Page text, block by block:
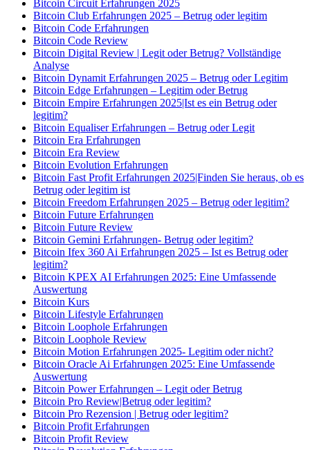
Bitcoin Circuit Erfahrungen 2025
Bitcoin Club Erfahrungen 2025 – Betrug oder legitim
Bitcoin Code Erfahrungen
Bitcoin Code Review
Bitcoin Digital Review | Legit oder Betrug? Vollständige
Analyse
Bitcoin Dynamit Erfahrungen 2025 – Betrug oder Legitim
Bitcoin Edge Erfahrungen – Legitim oder Betrug
Bitcoin Empire Erfahrungen 2025|Ist es ein Betrug oder
legitim?
Bitcoin Equaliser Erfahrungen – Betrug oder Legit
Bitcoin Era Erfahrungen
Bitcoin Era Review
Bitcoin Evolution Erfahrungen
Bitcoin Fast Profit Erfahrungen 2025|Finden Sie heraus, ob es
Betrug oder legitim ist
Bitcoin Freedom Erfahrungen 2025 – Betrug oder legitim?
Bitcoin Future Erfahrungen
Bitcoin Future Review
Bitcoin Gemini Erfahrungen- Betrug oder legitim?
Bitcoin Ifex 360 Ai Erfahrungen 2025 – Ist es Betrug oder
legitim?
Bitcoin KPEX AI Erfahrungen 2025: Eine Umfassende
Auswertung
Bitcoin Kurs
Bitcoin Lifestyle Erfahrungen
Bitcoin Loophole Erfahrungen
Bitcoin Loophole Review
Bitcoin Motion Erfahrungen 2025- Legitim oder nicht?
Bitcoin Oracle Ai Erfahrungen 2025: Eine Umfassende
Auswertung
Bitcoin Power Erfahrungen – Legit oder Betrug
Bitcoin Pro Review|Betrug oder legitim?
Bitcoin Pro Rezension | Betrug oder legitim?
Bitcoin Profit Erfahrungen
Bitcoin Profit Review